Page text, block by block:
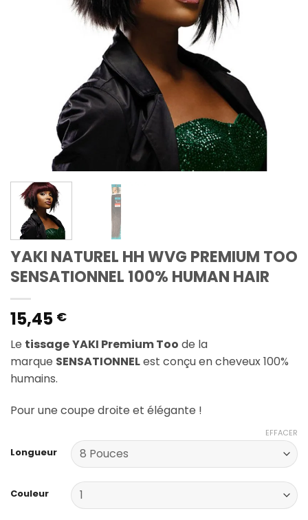
YAKI NATUREL HH WVG PREMIUM TOO
SENSATIONNEL 100% HUMAN HAIR
15,45 €
Le tissageYAKI Premium Too de la
marque SENSATIONNELest conçu encheveux 100%
humains.
Pour une coupe droite et élégante !
Longueur
Couleur
EFFACER